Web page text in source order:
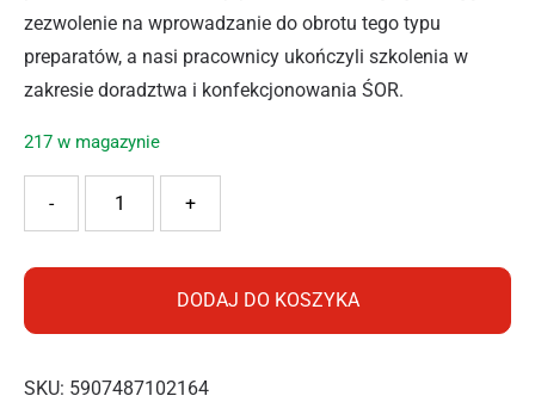
zezwolenie na wprowadzanie do obrotu tego typu
preparatów, a nasi pracownicy ukończyli szkolenia w
zakresie doradztwa i konfekcjonowania ŚOR.
217 w magazynie
ilość SUBSTRAL OCHRONA 2W1 800ML
+
-
DODAJ DO KOSZYKA
SKU: 5907487102164